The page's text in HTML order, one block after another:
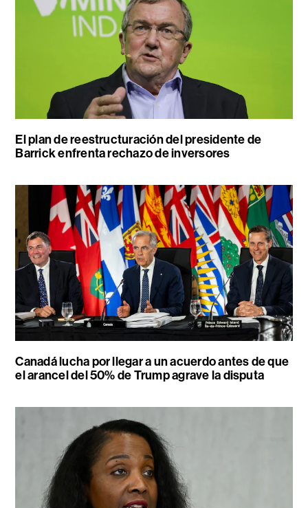
El plan de reestructuración del presidente de
Barrick enfrenta rechazo de inversores
Canadá lucha por llegar a un acuerdo antes de que
el arancel del 50% de Trump agrave la disputa